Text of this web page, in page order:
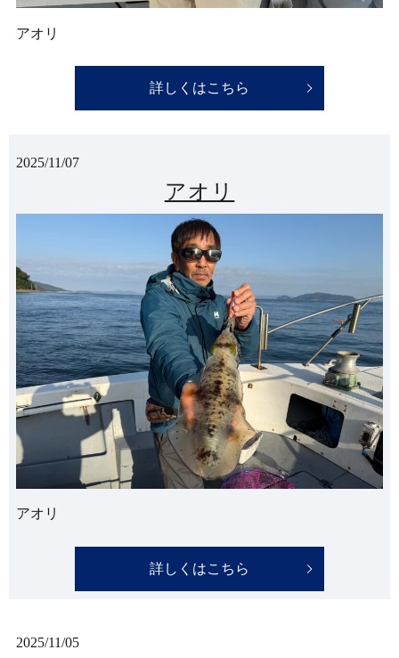
アオリ
詳しくはこちら
2025/11/07
アオリ
アオリ
詳しくはこちら
2025/11/05